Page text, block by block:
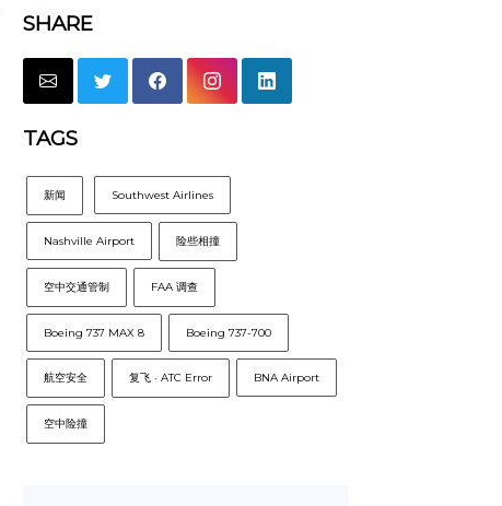
SHARE
TAGS
新闻 Southwest Airlines
Nashville Airport 险些相撞
空中交通管制 FAA 调查
Boeing 737 MAX 8 Boeing 737-700
航空安全 复飞 · ATC Error BNA Airport
空中险撞